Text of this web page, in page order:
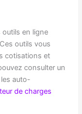
outils en ligne
outils vous
cotisations et
consulter un
auto-
de charges